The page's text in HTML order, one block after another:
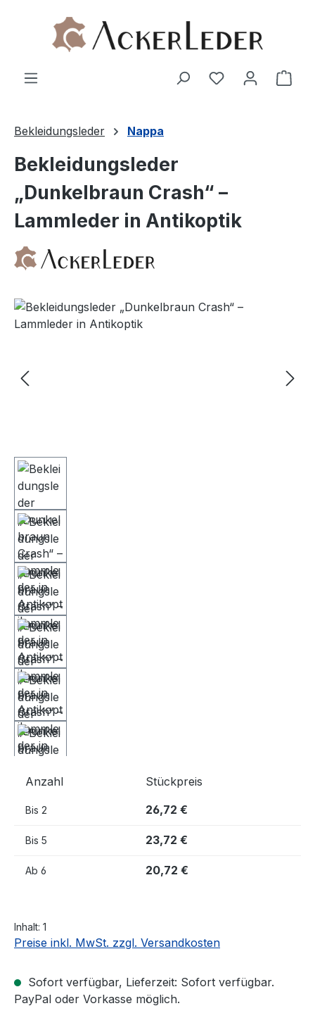
Zum Hauptinhalt springen
Bekleidungsleder Nappa
Bekleidungsleder
„Dunkelbraun Crash“ –
Lammleder in Antikoptik
Bildergalerie überspringen
Anzahl Stückpreis
Bis 2 26,72 €
Bis 5 23,72 €
Ab 6 20,72 €
Inhalt: 1
Preise inkl. MwSt. zzgl. Versandkosten
Sofort verfügbar, Lieferzeit: Sofort verfügbar.
PayPal oder Vorkasse möglich.